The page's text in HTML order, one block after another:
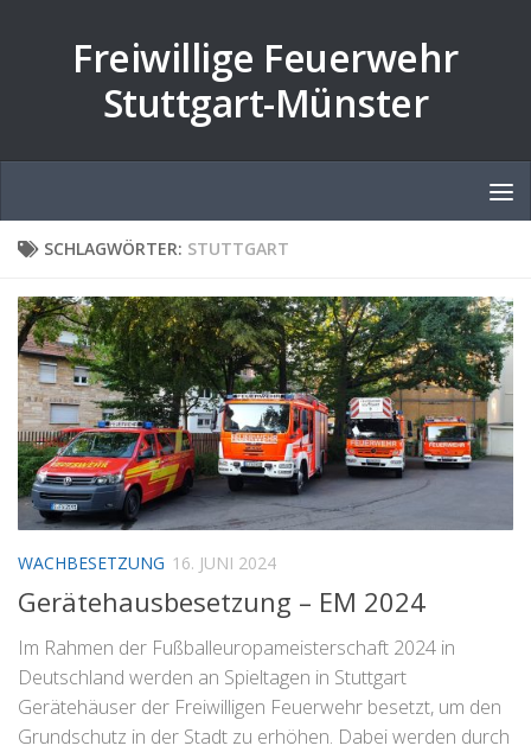
Freiwillige Feuerwehr
Stuttgart-Münster
SCHLAGWÖRTER: STUTTGART
WACHBESETZUNG 16. JUNI 2024
Gerätehausbesetzung – EM 2024
Im Rahmen der Fußballeuropameisterschaft 2024 in
Deutschland werden an Spieltagen in Stuttgart
Gerätehäuser der Freiwilligen Feuerwehr besetzt, um den
Grundschutz in der Stadt zu erhöhen. Dabei werden durch